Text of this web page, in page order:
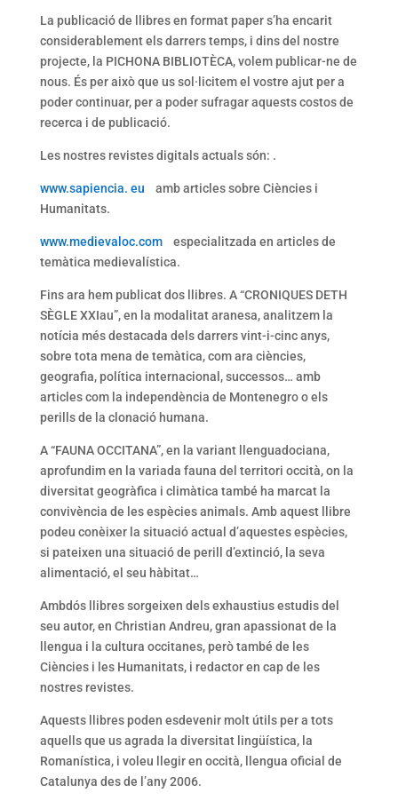
La publicació de llibres en format paper s’ha encarit
considerablement els darrers temps, i dins del nostre
projecte, la PICHONA BIBLIOTÈCA, volem publicar-ne de
nous. És per això que us sol·licitem el vostre ajut per a
poder continuar, per a poder sufragar aquests costos de
recerca i de publicació.
Les nostres revistes digitals actuals són: .
www.sapiencia. eu amb articles sobre Ciències i
Humanitats.
www.medievaloc.comespecialitzada en articles de
temàtica medievalística.
Fins ara hem publicat dos llibres. A “CRONIQUES DETH
SÈGLE XXIau”, en la modalitat aranesa, analitzem la
notícia més destacada dels darrers vint-i-cinc anys,
sobre tota mena de temàtica, com ara ciències,
geografia, política internacional, successos… amb
articles com la independència de Montenegro o els
perills de la clonació humana.
A “FAUNA OCCITANA”, en la variant llenguadociana,
aprofundim en la variada fauna del territori occità, on la
diversitat geogràfica i climàtica també ha marcat la
convivència de les espècies animals. Amb aquest llibre
podeu conèixer la situació actual d’aquestes espècies,
si pateixen una situació de perill d’extinció, la seva
alimentació, el seu hàbitat…
Ambdós llibres sorgeixen dels exhaustius estudis del
seu autor, en Christian Andreu, gran apassionat de la
llengua i la cultura occitanes, però també de les
Ciències i les Humanitats, i redactor en cap de les
nostres revistes.
Aquests llibres poden esdevenir molt útils per a tots
aquells que us agrada la diversitat lingüística, la
Romanística, i voleu llegir en occità, llengua oficial de
Catalunya des de l’any 2006.